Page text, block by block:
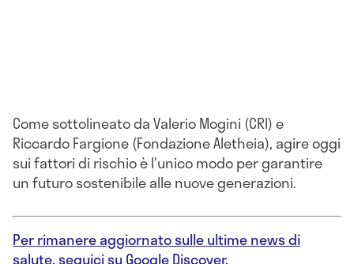
Come sottolineato da Valerio Mogini (CRI) e
Riccardo Fargione (Fondazione Aletheia), agire oggi
sui fattori di rischio è l'unico modo per garantire
un futuro sostenibile alle nuove generazioni.
Per rimanere aggiornato sulle ultime news di
salute, seguici su Google Discover.